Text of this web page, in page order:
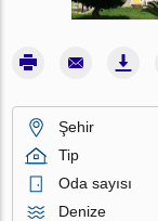
Şehir
Tip
Oda sayısı
Denize